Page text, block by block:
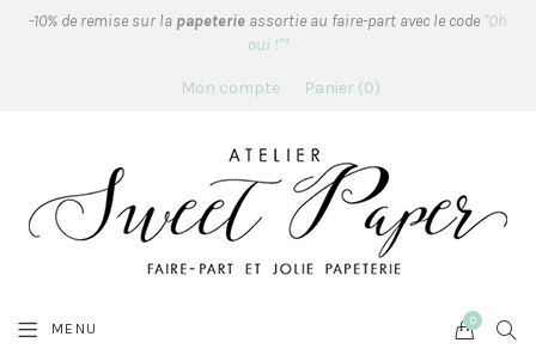
-10% de remise sur la papeterie assortie au faire-part avec le code "Oh
oui !"*
Mon compte Panier 0
MENU Cart
0